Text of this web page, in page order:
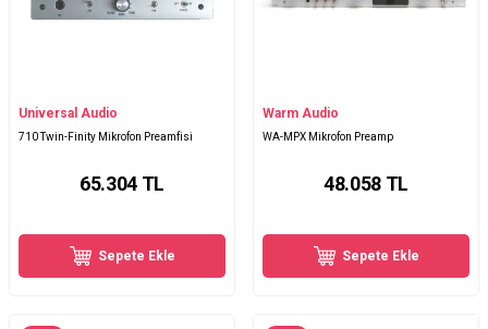
Universal Audio
710 Twin-Finity Mikrofon Preamfisi
65.304TL
Sepete Ekle
Warm Audio
WA-MPX Mikrofon Preamp
48.058TL
Sepete Ekle